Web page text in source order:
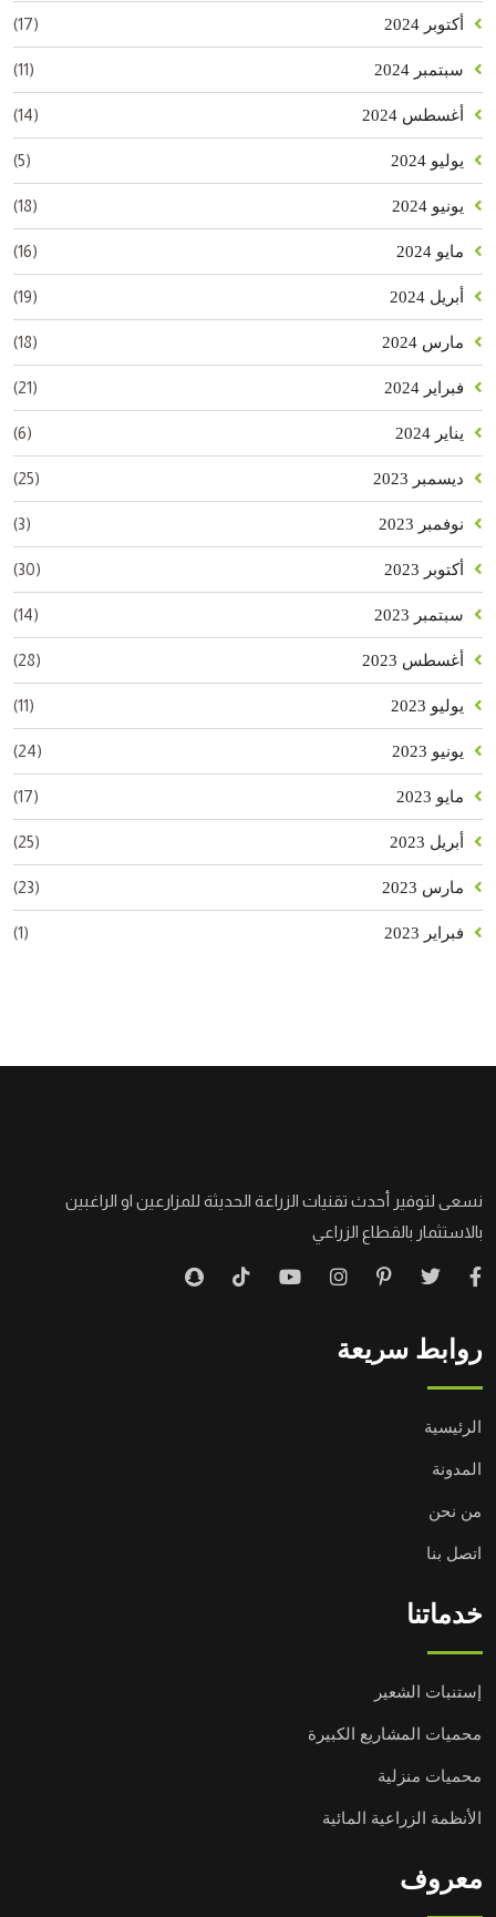
أكتوبر 2024 (17)
سبتمبر 2024 (11)
أغسطس 2024 (14)
يوليو 2024 (5)
يونيو 2024 (18)
مايو 2024 (16)
أبريل 2024 (19)
مارس 2024 (18)
فبراير 2024 (21)
يناير 2024 (6)
ديسمبر 2023 (25)
نوفمبر 2023 (3)
أكتوبر 2023 (30)
سبتمبر 2023 (14)
أغسطس 2023 (28)
يوليو 2023 (11)
يونيو 2023 (24)
مايو 2023 (17)
أبريل 2023 (25)
مارس 2023 (23)
فبراير 2023 (1)
نسعى لتوفير أحدث تقنيات الزراعة الحديثة للمزارعين او الراغبين
بالاستثمار بالقطاع الزراعي
روابط سريعة
الرئيسية
المدونة
من نحن
اتصل بنا
خدماتنا
إستنبات الشعير
محميات المشاريع الكبيرة
محميات منزلية
الأنظمة الزراعية المائية
معروف